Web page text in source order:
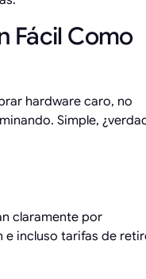
Fácil Como
hardware caro, no
Simple,
claramente por
incluso tarifas de